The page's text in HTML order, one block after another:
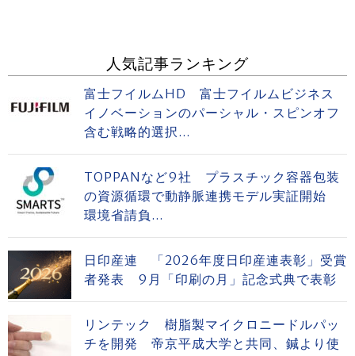
人気記事ランキング
富士フイルムHD 富士フイルムビジネス
イノベーションのパーシャル・スピンオフ
含む戦略的選択...
TOPPANなど9社 プラスチック容器包装
の資源循環で動静脈連携モデル実証開始
環境省請負...
日印産連 「2026年度日印産連表彰」受賞
者発表 9月「印刷の月」記念式典で表彰
リンテック 樹脂製マイクロニードルパッ
チを開発 帝京平成大学と共同、鍼より使